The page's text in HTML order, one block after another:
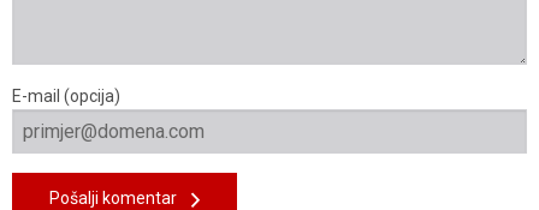
E-mail (opcija)
Pošalji komentar